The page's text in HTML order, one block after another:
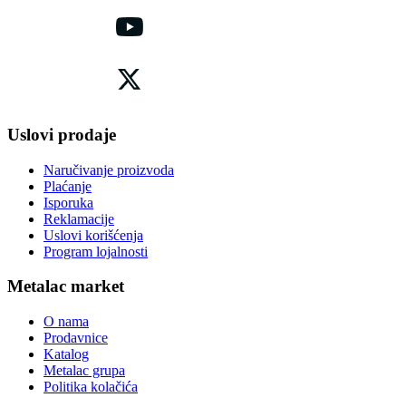
Uslovi prodaje
Naručivanje proizvoda
Plaćanje
Isporuka
Reklamacije
Uslovi korišćenja
Program lojalnosti
Metalac market
O nama
Prodavnice
Katalog
Metalac grupa
Politika kolačića